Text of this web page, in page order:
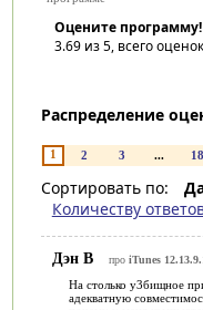
Оцените программу!
3.69из 5, всего
Распределение
1 2 3 ... 18
Сортировать по:
Количеству
Дэн В про iTunes
На столько у3бищное
адекватную